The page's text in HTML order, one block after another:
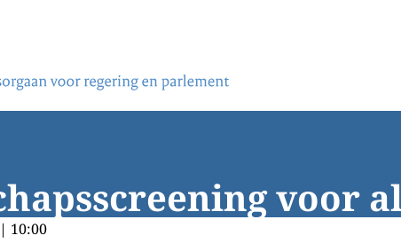
voor
10:00